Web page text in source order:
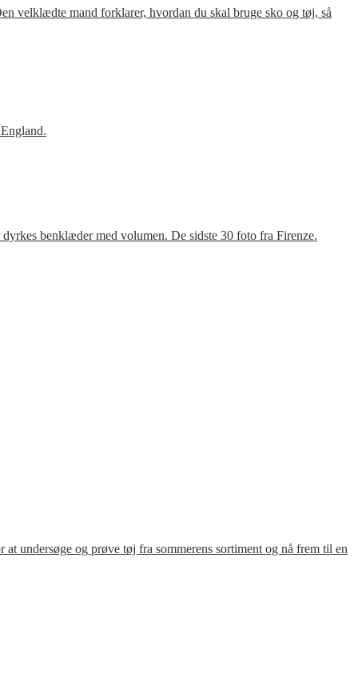
velklædte mand forklarer, hvordan du skal bruge sko og tøj, så
benklæder med volumen. De sidste 30 foto fra Firenze.
undersøge og prøve tøj fra sommerens sortiment og nå frem til en